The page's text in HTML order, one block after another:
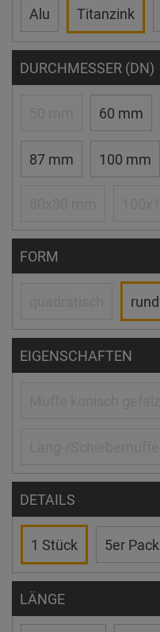
Alu Titanzink
DURCHMESSER (DN)
60 mm
87 mm 100 mm
FORM
rund
EIGENSCHAFTEN
DETAILS
1 Stück 5er Pack
LÄNGE